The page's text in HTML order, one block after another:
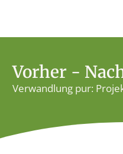
Vorher -
Verwandlung pur: